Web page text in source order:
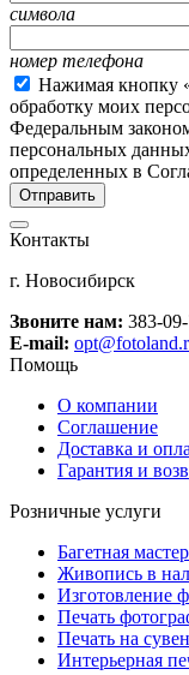
символа
номер телефона
Нажимая кнопку
обработку моих
Федеральным
персональных
определенных в
Контакты
г. Новосибирск
Звоните нам: 383-
E-mail:
Помощь
О компании
Соглашение
Доставка и
Гарантия и
Розничные услуги
Багетная
Живопись в
Изготовление
Печать
Печать на
Интерьерная